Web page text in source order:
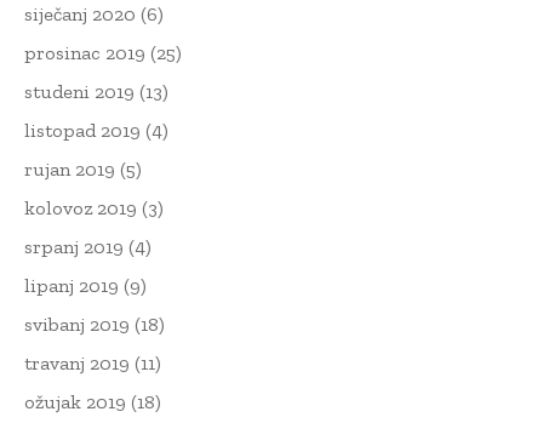
siječanj 2020 (6)
prosinac 2019 (25)
studeni 2019 (13)
listopad 2019 (4)
rujan 2019 (5)
kolovoz 2019 (3)
srpanj 2019 (4)
lipanj 2019 (9)
svibanj 2019 (18)
travanj 2019 (11)
ožujak 2019 (18)